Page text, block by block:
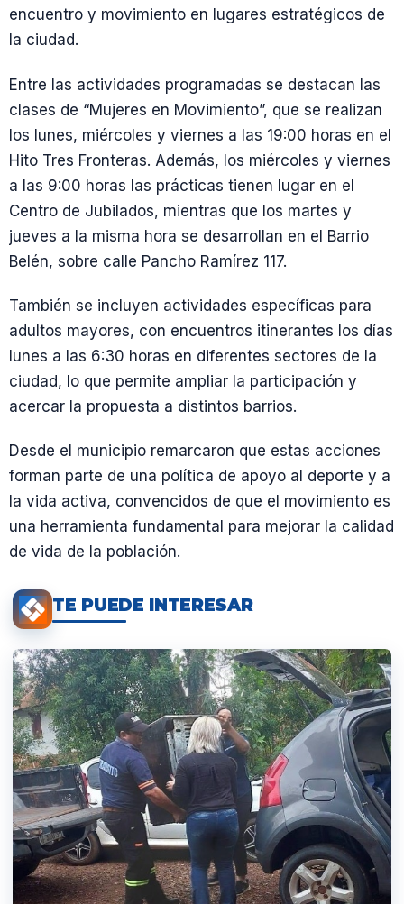
encuentro y movimiento en lugares estratégicos de
la ciudad.
Entre las actividades programadas se destacan las
clases de “Mujeres en Movimiento”, que se realizan
los lunes, miércoles y viernes a las 19:00 horas en el
Hito Tres Fronteras. Además, los miércoles y viernes
a las 9:00 horas las prácticas tienen lugar en el
Centro de Jubilados, mientras que los martes y
jueves a la misma hora se desarrollan en el Barrio
Belén, sobre calle Pancho Ramírez 117.
También se incluyen actividades específicas para
adultos mayores, con encuentros itinerantes los días
lunes a las 6:30 horas en diferentes sectores de la
ciudad, lo que permite ampliar la participación y
acercar la propuesta a distintos barrios.
Desde el municipio remarcaron que estas acciones
forman parte de una política de apoyo al deporte y a
la vida activa, convencidos de que el movimiento es
una herramienta fundamental para mejorar la calidad
de vida de la población.
TE PUEDE INTERESAR